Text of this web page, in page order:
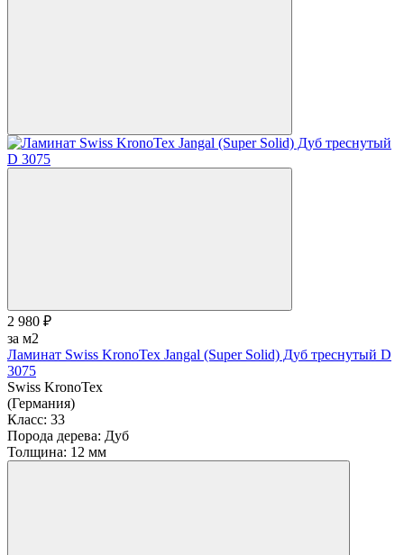
2 980 ₽
за м2
Ламинат Swiss KronoTex Jangal (Super Solid) Дуб треснутый D
3075
Swiss KronoTex
(Германия)
Класс: 33
Порода дерева: Дуб
Толщина: 12 мм